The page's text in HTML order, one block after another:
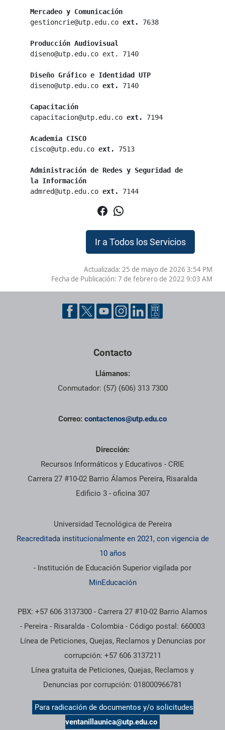
Mercadeo y Comunicación
gestioncrie@utp.edu.co ext. 7638
Producción Audiovisual
diseno@utp.edu.co ext. 7140
Diseño Gráfico e Identidad UTP
diseno@utp.edu.co ext. 7140
Capacitación
capacitacion@utp.edu.co ext. 7194
Academia CISCO
cisco@utp.edu.co ext. 7513
Administración de Redes y Seguridad de
la Información
admred@utp.edu.co ext. 7144
Facebook WhatsApp
Ir a Todos los Servicios
Actualizada: 25 de mayo de 2026 3:54 PM
Fecha de Publicación: 7 de febrero de 2022 9:03 AM
Pie de página con información de contacto, redes sociales y
Contacto
Llámanos:
Conmutador: (57) (606) 313 7300
Correo: contactenos@utp.edu.co
Dirección:
Recursos Informáticos y Educativos - CRIE
Carrera 27 #10-02 Barrio Álamos Pereira, Risaralda
Edificio 3 - oficina 307
Información institucional
Universidad Tecnológica de Pereira
Reacreditada institucionalmente en 2021, con vigencia de
10 años
- Institución de Educación Superior vigilada por
MinEducación
PBX: +57 606 3137300 - Carrera 27 #10-02 Barrio Alamos
- Pereira - Risaralda - Colombia - Código postal: 660003
Línea de Peticiones, Quejas, Reclamos y Denuncias por
corrupción: +57 606 3137211
Línea gratuita de Peticiones, Quejas, Reclamos y
Denuncias por corrupción: 018000966781
Para radicación de documentos y/o solicitudes
ventanillaunica@utp.edu.co